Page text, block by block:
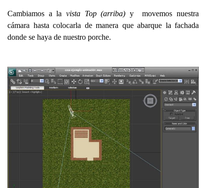
Cambiamos a la vista Top (arriba) y movemos nuestra
cámara hasta colocarla de manera que abarque la fachada
donde se haya de nuestro porche.